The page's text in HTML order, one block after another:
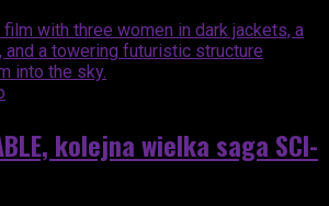
kolejna wielka saga SCI-